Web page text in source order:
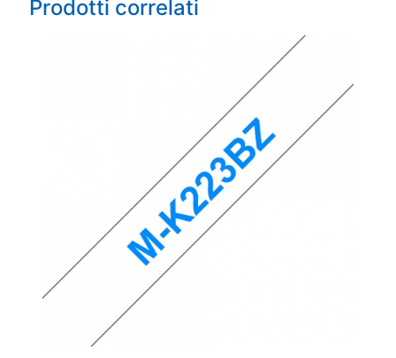
Prodotti correlati